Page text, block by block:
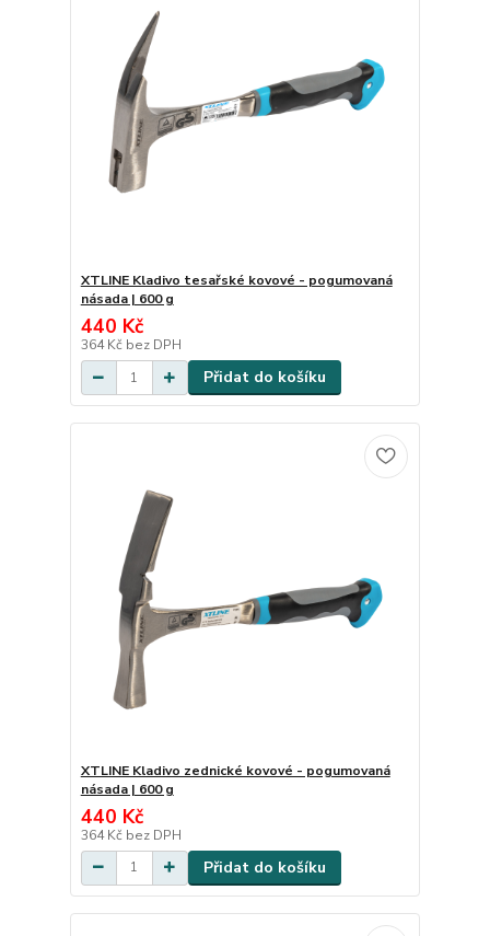
XTLINE Kladivo tesařské kovové - pogumovaná
násada | 600 g
440 Kč
364 Kč bez DPH
Přidat do košíku
XTLINE Kladivo zednické kovové - pogumovaná
násada | 600 g
440 Kč
364 Kč bez DPH
Přidat do košíku